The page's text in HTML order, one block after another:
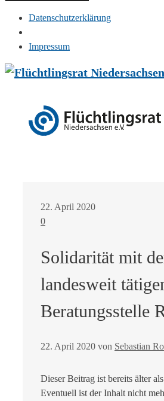
Datenschutzerklärung
Impressum
Zum
22. April 2020
0
Solidarität mit
landesweit
Beratungsstelle
22. April 2020 von Sebastian
Dieser Beitrag ist bereits älter
Eventuell ist der Inhalt nicht